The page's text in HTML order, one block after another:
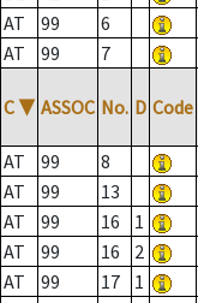
AT
99 6
AT
99 7
C ▼ ASSOC No. D Code
AT 99 8
AT
99 13
AT
99 16 1
AT
99 16 2
AT
99 17 1